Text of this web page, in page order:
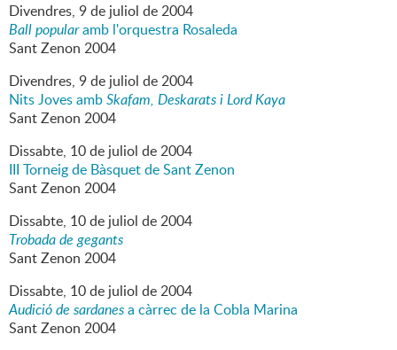
Divendres, 9de juliol de2004
Ball popularamb l'orquestra Rosaleda
Sant Zenon 2004
Divendres, 9de juliol de2004
Nits Joves ambSkafam, Deskarats i Lord Kaya
Sant Zenon 2004
Dissabte, 10de juliol de2004
III Torneig de Bàsquet de Sant Zenon
Sant Zenon 2004
Dissabte, 10de juliol de2004
Trobada de gegants
Sant Zenon 2004
Dissabte, 10de juliol de2004
Audició de sardanesa càrrec de la Cobla Marina
Sant Zenon 2004